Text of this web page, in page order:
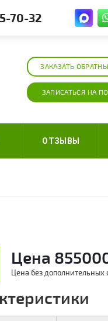
70-32
ЗАКАЗАТЬ
ЗАПИСАТЬСЯ НА
ОТЗЫВЫ
Цена
Цена без дополнительных